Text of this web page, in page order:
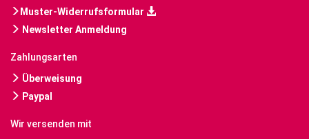
Muster-Widerrufsformular
Newsletter Anmeldung
Zahlungsarten
Überweisung
Paypal
Wir versenden mit